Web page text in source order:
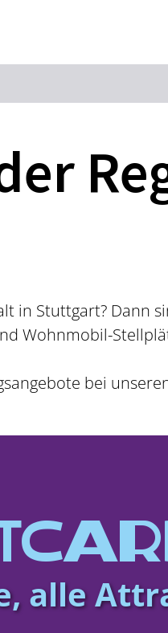
in Stuttgart? Dann
Wohnmobil-
bei
alle